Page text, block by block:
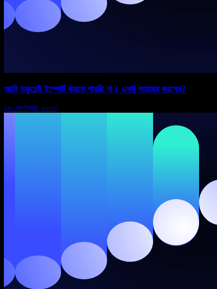
আমি ডকুমেন্ট ইম্পোর্ট করতে পারছি না। একটু সাহায্য করবেন?
২৬ সেপ্টেম্বর, ২০২৩